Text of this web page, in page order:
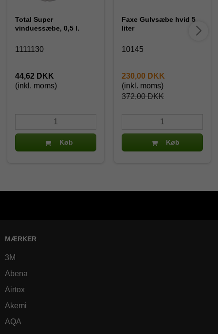
Total Super
vinduessæbe, 0,5 l.
1111130
44,62 DKK
(inkl. moms)
Køb
Faxe Gulvsæbe hvid 5
liter
10145
372,00 DKK
230,00 DKK
(inkl. moms)
Køb
MÆRKER
3M
Abena
Airtox
Akemi
AQA